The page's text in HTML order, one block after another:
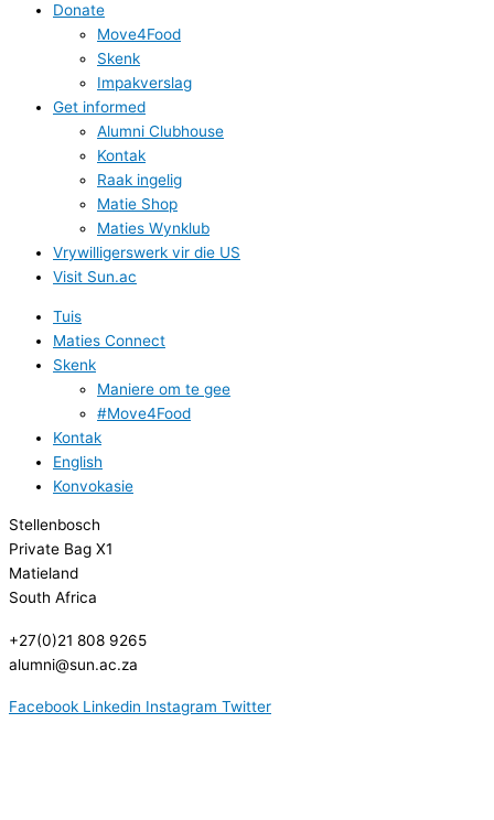
Donate
Move4Food
Skenk
Impakverslag
Get informed
Alumni Clubhouse
Kontak
Raak ingelig
Matie Shop
Maties Wynklub
Vrywilligerswerk vir die US
Visit Sun.ac
Tuis
Maties Connect
Skenk
Maniere om te gee
#Move4Food
Kontak
English
Konvokasie
Stellenbosch
Private Bag X1
Matieland
South Africa
+27(0)21 808 9265
alumni@sun.ac.za
Facebook Linkedin Instagram Twitter